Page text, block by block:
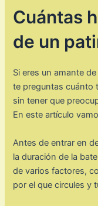
Cuántas
de un
Si eres un amante
te preguntas cuánto
sin tener que
En este artículo
Antes de entrar en
la duración de la
de varios factores,
por el que circules y